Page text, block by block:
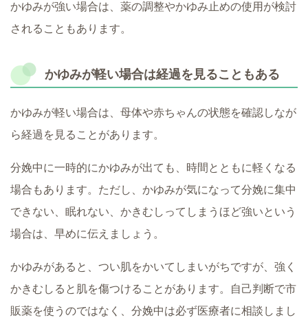
かゆみが強い場合は、薬の調整やかゆみ止めの使用が検討
されることもあります。
かゆみが軽い場合は経過を見ることもある
かゆみが軽い場合は、母体や赤ちゃんの状態を確認しなが
ら経過を見ることがあります。
分娩中に一時的にかゆみが出ても、時間とともに軽くなる
場合もあります。ただし、かゆみが気になって分娩に集中
できない、眠れない、かきむしってしまうほど強いという
場合は、早めに伝えましょう。
かゆみがあると、つい肌をかいてしまいがちですが、強く
かきむしると肌を傷つけることがあります。自己判断で市
販薬を使うのではなく、分娩中は必ず医療者に相談しまし